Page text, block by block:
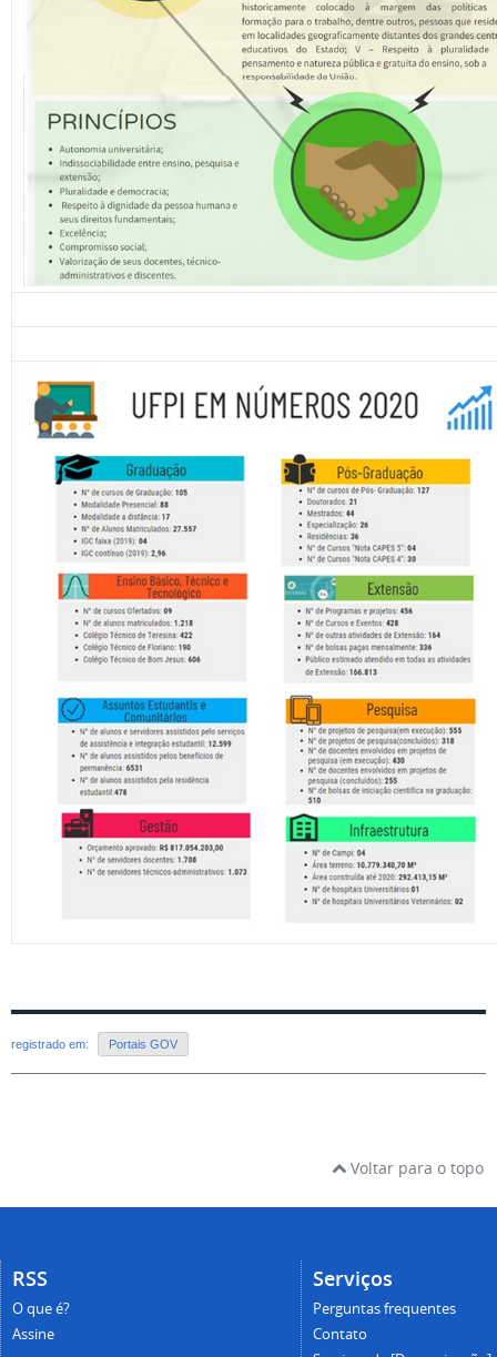
registrado em: Portais GOV
Voltar para o topo
Serviços
Perguntas frequentes
Contato
RSS
O que é?
Assine